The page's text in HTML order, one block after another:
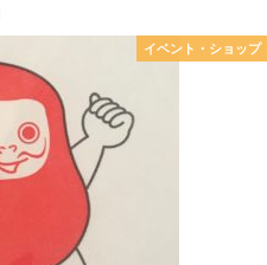
イベント・ショップ